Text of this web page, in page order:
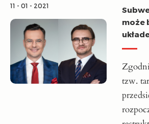
11 - 01 - 2021
może
tzw.